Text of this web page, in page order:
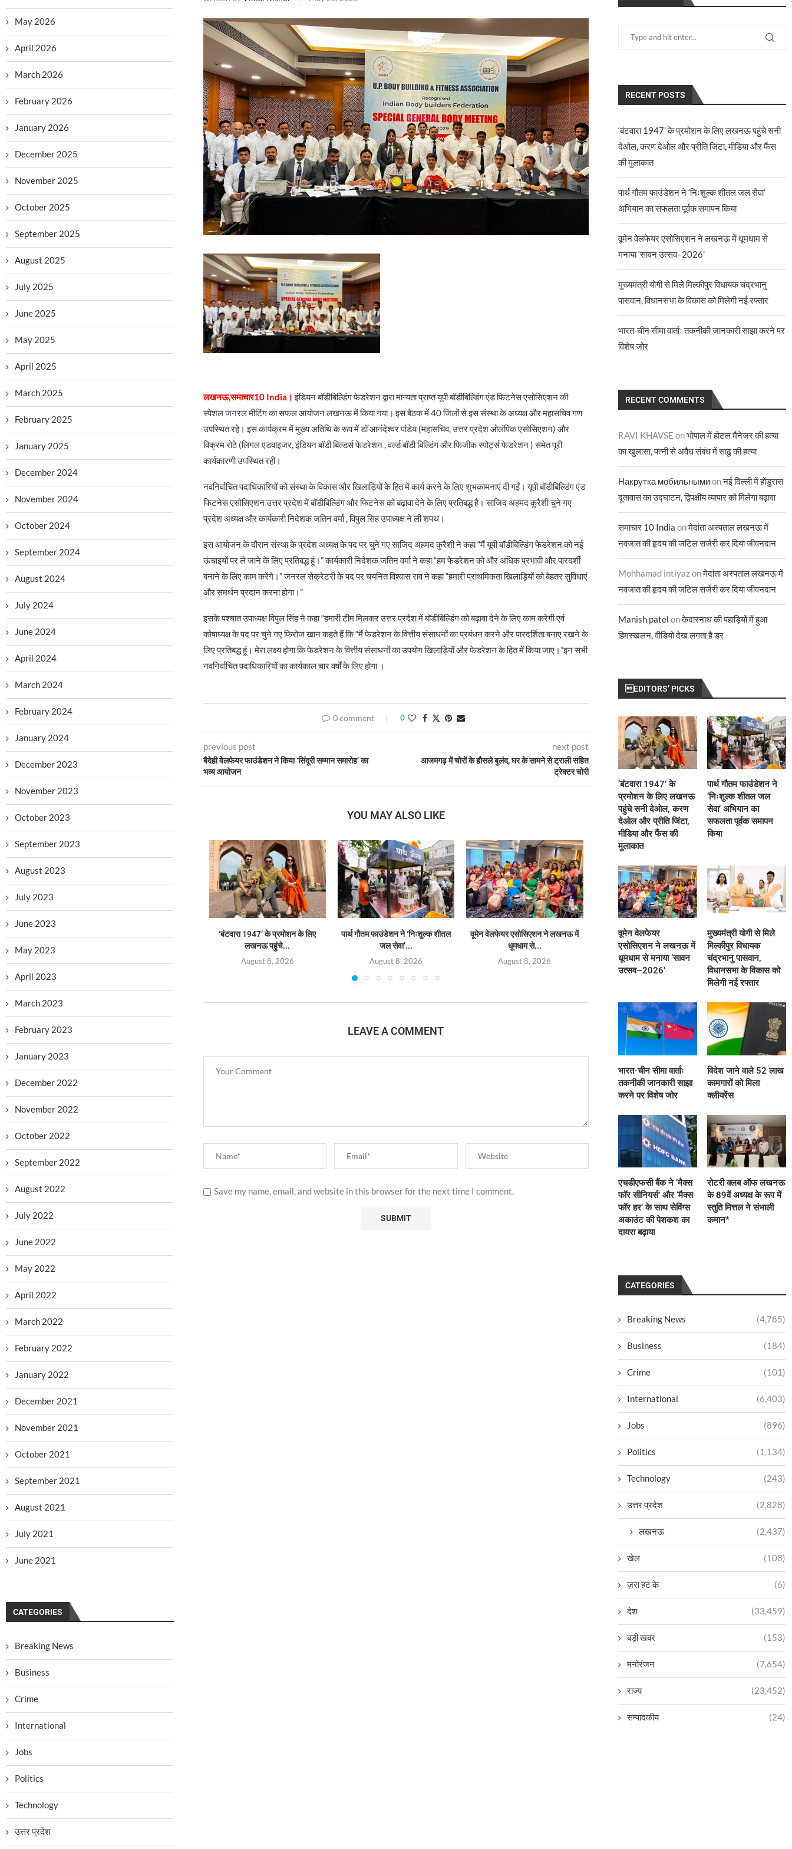
लखनऊ,समाचार10 India। इंडियन बॉडीबिल्डिंग फेडरेशन द्वारा मान्यता प्राप्त यूपी बॉडीबिल्डिंग एंड फिटनेस एसोसिएशन की
स्पेशल जनरल मीटिंग का सफल आयोजन लखनऊ में किया गया। इस बैठक में 40 जिलों से इस संस्था के अध्यक्ष और महासचिव गण
उपस्थित रहे। इस कार्यक्रम में मुख्य अतिथि के रूप में डॉ आनंदेश्वर पांडेय (महासचिव, उत्तर प्रदेश ओलंपिक एसोसिएशन) और
विक्रम रोठे (लिगल एडवाइजर, इंडियन बॉडी बिल्डर्स फेडरेशन , वर्ल्ड बॉडी बिल्डिंग और फिजीक स्पोर्ट्स फेडरेशन ) समेत पूरी
कार्यकारणी उपस्थित रही।
नवनिर्वाचित पदाधिकारियों को संस्था के विकास और खिलाड़ियों के हित में कार्य करने के लिए शुभकामनाएं दी गईं। यूपी बॉडीबिल्डिंग एंड
फिटनेस एसोसिएशन उत्तर प्रदेश में बॉडीबिल्डिंग और फिटनेस को बढ़ावा देने के लिए प्रतिबद्ध है। साजिद अहमद कुरैशी चुने गए
प्रदेश अध्यक्ष और कार्यकारी निदेशक जतिन वर्मा , विपुल सिंह उपाध्यक्ष ने ली शपथ।
इस आयोजन के दौरान संस्था के प्रदेश अध्यक्ष के पद पर चुने गए साजिद अहमद कुरैशी ने कहा “मैं यूपी बॉडीबिल्डिंग फेडरेशन को नई
ऊंचाइयों पर ले जाने के लिए प्रतिबद्ध हूं।” कार्यकारी निदेशक जतिन वर्मा ने कहा “हम फेडरेशन को और अधिक प्रभावी और पारदर्शी
बनाने के लिए काम करेंगे।” जनरल सेक्रेटरी के पद पर चयनित विश्वास राव ने कहा “हमारी प्राथमिकता खिलाड़ियों को बेहतर सुविधाएं
और समर्थन प्रदान करना होगा।”
इसके पश्चात उपाध्यक्ष विपुल सिंह ने कहा “हमारी टीम मिलकर उत्तर प्रदेश में बॉडीबिल्डिंग को बढ़ावा देने के लिए काम करेगी एवं
कोषाध्यक्ष के पद पर चुने गए फिरोज खान कहते हैं कि “मैं फेडरेशन के वित्तीय संसाधनों का प्रबंधन करने और पारदर्शिता बनाए रखने के
लिए प्रतिबद्ध हूं। मेरा लक्ष्य होगा कि फेडरेशन के वित्तीय संसाधनों का उपयोग खिलाड़ियों और फेडरेशन के हित में किया जाए।”इन सभी
नवनिर्वाचित पदाधिकारियों का कार्यकाल चार वर्षों के लिए होगा ।
0 comment 0
previous post
बैदेही वेलफेयर फाउंडेशन ने किया ‘सिंदूरी सम्मान समारोह’ का
भव्य आयोजन
next post
आजमगढ़ में चोरों के हौसले बुलंद, घर के सामने से ट्राली सहित
ट्रेक्टर चोरी
YOU MAY ALSO LIKE
‘बंटवारा 1947’ के प्रमोशन के लिए
लखनऊ पहुंचे...
August 8, 2026
पार्थ गौतम फाउंडेशन ने ‘निःशुल्क शीतल
जल सेवा’...
August 8, 2026
वूमेन वेलफेयर एसोसिएशन ने लखनऊ में
धूमधाम से...
August 8, 2026
मुख्यमंत्री योगी से मिले मिल्कीपुर विधायक
चंद्रभानु पासवान,...
August 8, 2026
भारत-चीन सीमा
साझा करने
August 8,
LEAVE A COMMENT
Save my name, email, and website in this browser for the next time I comment.
RECENT POSTS
‘बंटवारा 1947’ के प्रमोशन के लिए लखनऊ पहुंचे सनी
देओल, करण देओल और प्रीति जिंटा, मीडिया और फैंस
की मुलाकात
पार्थ गौतम फाउंडेशन ने ‘निःशुल्क शीतल जल सेवा’
अभियान का सफलता पूर्वक समापन किया
वूमेन वेलफेयर एसोसिएशन ने लखनऊ में धूमधाम से
मनाया ‘सावन उत्सव–2026’
मुख्यमंत्री योगी से मिले मिल्कीपुर विधायक चंद्रभानु
पासवान, विधानसभा के विकास को मिलेगी नई रफ्तार
भारत-चीन सीमा वार्ताः तकनीकी जानकारी साझा करने पर
विशेष जोर
RECENT COMMENTS
RAVI KHAVSE onभोपाल में होटल मैनेजर की हत्या
का खुलासा, पत्नी से अवैध संबंध में साढू की हत्या
Накрутка мобильнымиonनई दिल्ली में होंडुरास
दूतावास का उद्घाटन, द्विपक्षीय व्यापार को मिलेगा बढ़ावा
समाचार 10 India onमेदांता अस्पताल लखनऊ में
नवजात की हृदय की जटिल सर्जरी कर दिया जीवनदान
Mohhamad intiyazonमेदांता अस्पताल लखनऊ में
नवजात की हृदय की जटिल सर्जरी कर दिया जीवनदान
Manish patel onकेदारनाथ की पहाड़ियों में हुआ
हिमस्खलन, वीडियो देख लगता है डर
EDITORS’ PICKS
‘बंटवारा 1947’ के
प्रमोशन के लिए लखनऊ
पहुंचे सनी देओल, करण
देओल और प्रीति जिंटा,
मीडिया और फैंस की
मुलाकात
पार्थ गौतम फाउंडेशन ने
‘निःशुल्क शीतल जल
सेवा’ अभियान का
सफलता पूर्वक समापन
किया
वूमेन वेलफेयर
एसोसिएशन ने लखनऊ में
धूमधाम से मनाया ‘सावन
उत्सव–2026’
मुख्यमंत्री योगी से मिले
मिल्कीपुर विधायक
चंद्रभानु पासवान,
विधानसभा के विकास को
मिलेगी नई रफ्तार
भारत-चीन सीमा वार्ताः
तकनीकी जानकारी साझा
करने पर विशेष जोर
विदेश जाने वाले 52 लाख
कामगारों को मिला
क्लीयरेंस
एचडीएफसी बैंक ने ‘मैक्स
फॉर सीनियर्स’ और ‘मैक्स
फॉर हर’ के साथ सेविंग्स
अकाउंट की पेशकश का
दायरा बढ़ाया
रोटरी क्लब ऑफ लखनऊ
के 89वें अध्यक्ष के रूप में
स्तुति मित्तल ने संभाली
कमान*
CATEGORIES
Breaking News (4,785)
Business (184)
Crime (101)
International (6,403)
Jobs (896)
Politics (1,134)
Technology (243)
उत्तर प्रदेश (2,828)
लखनऊ (2,437)
खेल (108)
ज़रा हट के (6)
देश (33,459)
बड़ी खबर (153)
मनोरंजन (7,654)
राज्य (23,452)
सम्पादकीय (24)
May 2026
April 2026
March 2026
February 2026
January 2026
December 2025
November 2025
October 2025
September 2025
August 2025
July 2025
June 2025
May 2025
April 2025
March 2025
February 2025
January 2025
December 2024
November 2024
October 2024
September 2024
August 2024
July 2024
June 2024
April 2024
March 2024
February 2024
January 2024
December 2023
November 2023
October 2023
September 2023
August 2023
July 2023
June 2023
May 2023
April 2023
March 2023
February 2023
January 2023
December 2022
November 2022
October 2022
September 2022
August 2022
July 2022
June 2022
May 2022
April 2022
March 2022
February 2022
January 2022
December 2021
November 2021
October 2021
September 2021
August 2021
July 2021
June 2021
CATEGORIES
Breaking News
Business
Crime
International
Jobs
Politics
Technology
उत्तर प्रदेश